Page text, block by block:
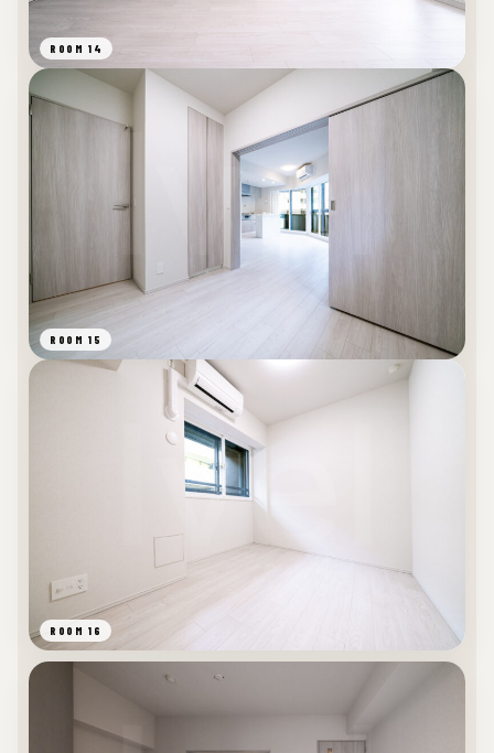
ROOM 14
ROOM 15
ROOM 16